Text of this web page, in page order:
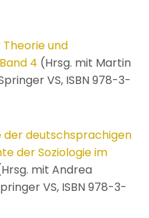
und
4 (Hrsg. mit Martin
VS, ISBN 978-3-
der deutschsprachigen
der Soziologie im
mit Andrea
VS, ISBN 978-3-